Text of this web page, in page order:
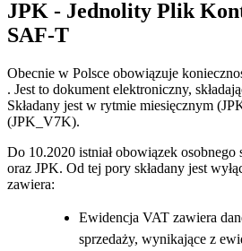
JPK - Jednolity Plik
SAF-T
Obecnie w Polsce obowiązuje
. Jest to dokument elektroniczny,
Składany jest w rytmie miesięcznym
(JPK_V7K).
Do 10.2020 istniał obowiązek osobnego
oraz JPK. Od tej pory składany jest
zawiera:
Ewidencja VAT zawiera
sprzedaży, wynikające z